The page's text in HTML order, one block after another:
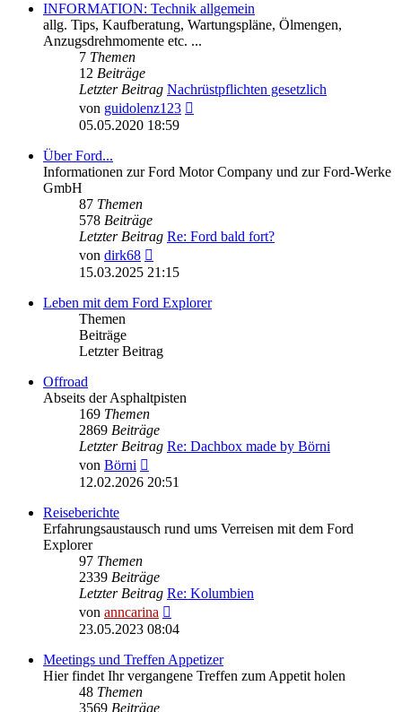
INFORMATION: Technik allgemein
allg. Tips, Kaufberatung, Wartungspläne, Ölmengen,
Anzugsdrehmomente etc. ...
7 Themen
12 Beiträge
Letzter Beitrag Nachrüstpflichten gesetzlich
von guidolenz123
05.05.2020 18:59
Über Ford...
Informationen zur Ford Motor Company und zur Ford-Werke
GmbH
87 Themen
578 Beiträge
Letzter Beitrag Re: Ford bald fort?
von dirk68
Beitrag
15.03.2025 21:15
Leben mit dem Ford Explorer
Themen
Beiträge
Letzter Beitrag
Offroad
Abseits der Asphaltpisten
169 Themen
2869 Beiträge
Letzter Beitrag Re: Dachbox made by Börni
von Börni
Beitrag
12.02.2026 20:51
Reiseberichte
Erfahrungsaustausch rund ums Verreisen mit dem Ford
Explorer
97 Themen
2339 Beiträge
Letzter Beitrag Re: Kolumbien
von anncarina
Beitrag
23.05.2023 08:04
Meetings und Treffen Appetizer
Hier findet Ihr vergangene Treffen zum Appetit holen
48 Themen
3569 Beiträge